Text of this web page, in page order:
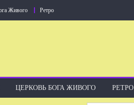
Живого Ретро
ЦЕРКОВЬ БОГА ЖИВОГО РЕТРО